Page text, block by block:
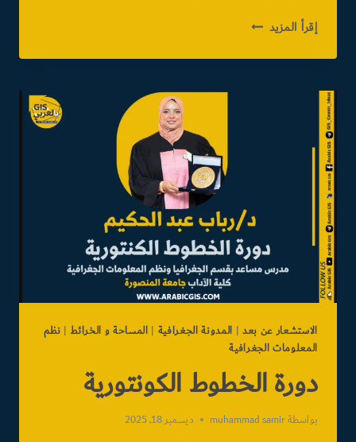
إقرأ المزيد احتراف
الجوية:
والهندسة
الاستشعار عن بعد| المدونة الجغرافية | المساحة و الخرائط | نظم
المعلومات الجغرافية
دورة الخطوط الكونتورية
بواسطةmuhammad samir ديسمبر 18, 2025